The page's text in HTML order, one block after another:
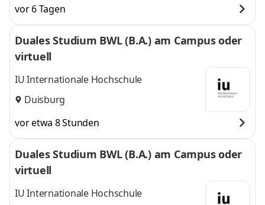
vor 6 Tagen
Duales Studium BWL (B.A.) am Campus oder
virtuell
IU Internationale Hochschule
Duisburg
vor etwa 8 Stunden
Duales Studium BWL (B.A.) am Campus oder
virtuell
IU Internationale Hochschule